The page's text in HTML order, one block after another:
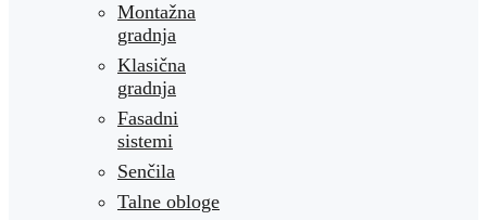
Montažna
gradnja
Klasična
gradnja
Fasadni
sistemi
Senčila
Talne obloge